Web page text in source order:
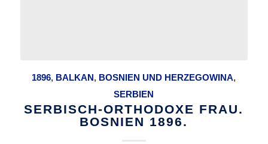
1896, BALKAN, BOSNIEN UND HERZEGOWINA,
SERBIEN
SERBISCH-ORTHODOXE FRAU.
BOSNIEN 1896.